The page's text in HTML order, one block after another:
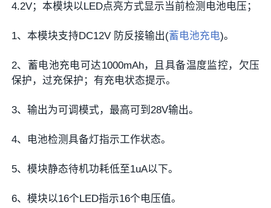
4.2V；本模块以LED点亮方式显示当前检测电池电压；
1、本模块支持DC12V 防反接输出(蓄电池充电)。
2、蓄电池充电可达1000mAh，且具备温度监控，欠压
保护，过充保护；有充电状态提示。
3、输出为可调模式，最高可到28V输出。
4、电池检测具备灯指示工作状态。
5、模块静态待机功耗低至1uA以下。
6、模块以16个LED指示16个电压值。